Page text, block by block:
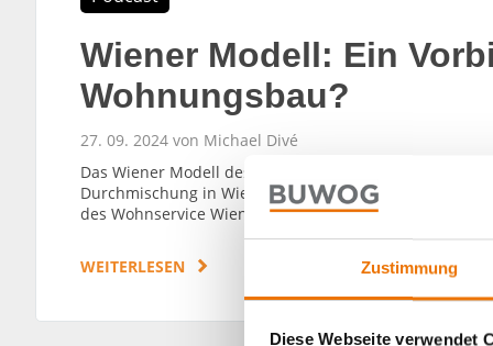
Zustimmung
Diese Webseite verwendet
Wiener Modell: Ein
Wohnungsbau?
27. 09. 2024 von Michael Divé
Das Wiener Modell des sozialen Wohnungsbaus
Durchmischung in Wien. Wie funktioniert das Wiener
des Wohnservice Wien und Bereichsleiterin der
WEITERLESEN